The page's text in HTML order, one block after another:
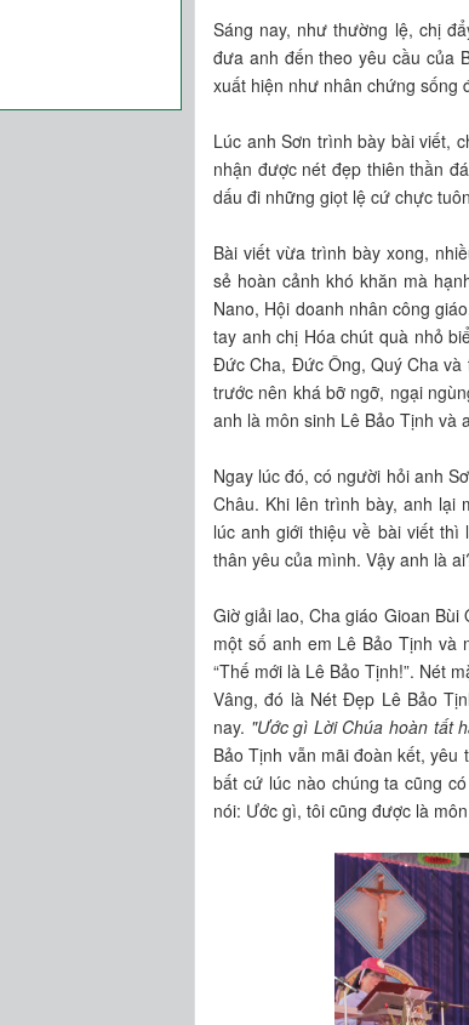
Sáng nay, như thường lệ, chị
đưa anh đến theo yêu cầu của
xuất hiện như nhân chứng sống
Lúc anh Sơn trình bày bài viết,
nhận được nét đẹp thiên thần
dấu đi những giọt lệ cứ chực
Bài viết vừa trình bày xong,
sẻ hoàn cảnh khó khăn mà
Nano, Hội doanh nhân công
tay anh chị Hóa chút quà nhỏ
Đức Cha, Đức Ông, Quý Cha
trước nên khá bỡ ngỡ, ngại
anh là môn sinh Lê Bảo Tịnh và
Ngay lúc đó, có người hỏi anh
Châu. Khi lên trình bày, anh lại
lúc anh giới thiệu về bài viết
thân yêu của mình. Vậy anh là
Giờ giải lao, Cha giáo Gioan
một số anh em Lê Bảo Tịnh và
“Thế mới là Lê Bảo Tịnh!”. Nét
Vâng, đó là Nét Đẹp Lê Bảo
nay. "Ước gì Lời Chúa hoàn tất
Bảo Tịnh vẫn mãi đoàn kết,
bất cứ lúc nào chúng ta cũng
nói: Ước gì, tôi cũng được là